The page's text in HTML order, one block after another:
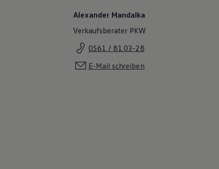
Alexander Mandalka
Verkaufsberater PKW
0561 / 81 03-28
E-Mail schreiben